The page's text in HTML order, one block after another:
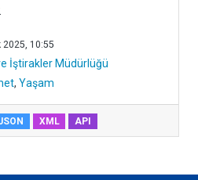
2025, 10:55
İştirakler Müdürlüğü
, Yaşam
XML API